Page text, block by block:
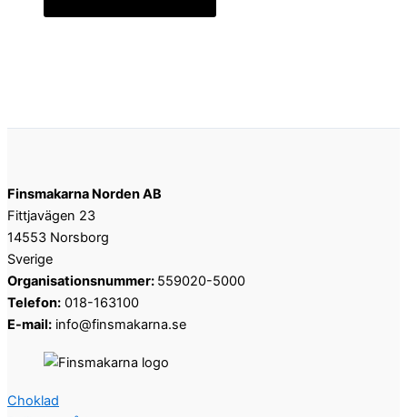
Finsmakarna Norden AB
Fittjavägen 23
14553 Norsborg
Sverige
Organisationsnummer: 559020-5000
Telefon: 018-163100
E-mail: info@finsmakarna.se
Choklad